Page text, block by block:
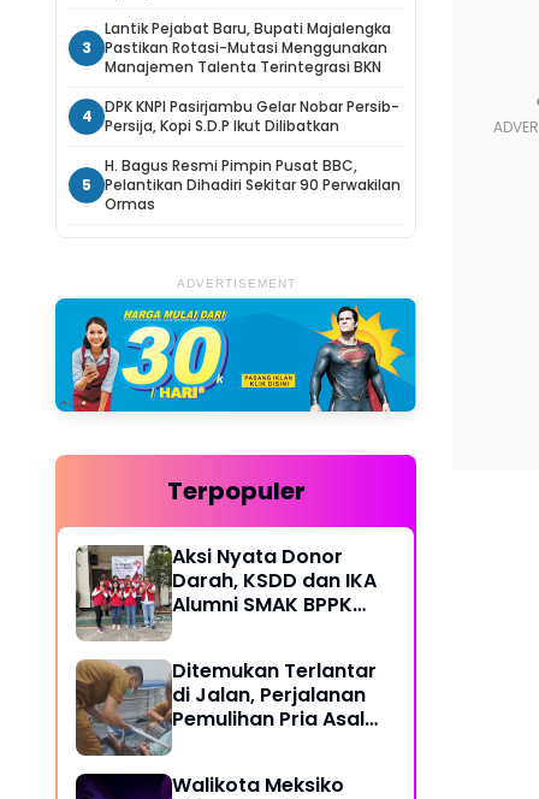
3
Lantik Pejabat Baru, Bupati Majalengka
Pastikan Rotasi-Mutasi Menggunakan
Manajemen Talenta Terintegrasi BKN
4
DPK KNPI Pasirjambu Gelar Nobar Persib-
Persija, Kopi S.D.P Ikut Dilibatkan
5
H. Bagus Resmi Pimpin Pusat BBC,
Pelantikan Dihadiri Sekitar 90 Perwakilan
Ormas
ADVERTISEMENT
Terpopuler
Aksi Nyata Donor
Darah, KSDD dan IKA
Alumni SMAK BPPK
Ditemukan Terlantar
di Jalan, Perjalanan
Pemulihan Pria Asal
Walikota Meksiko